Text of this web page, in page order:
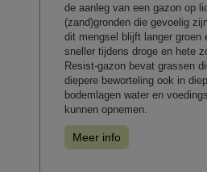
de aanleg van een gazon op
(zand)gronden die gevoelig
dit mengsel blijft langer groen
sneller tijdens droge en hete
Resist-gazon bevat grassen
diepere beworteling ook in
bodemlagen water en
kunnen opnemen.
Meer info